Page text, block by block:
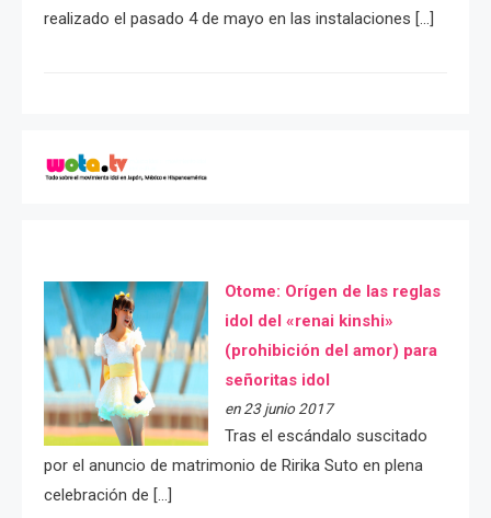
realizado el pasado 4 de mayo en las instalaciones […]
Otome: Orígen de las reglas
idol del «renai kinshi»
(prohibición del amor) para
señoritas idol
en 23 junio 2017
Tras el escándalo suscitado
por el anuncio de matrimonio de Ririka Suto en plena
celebración de […]